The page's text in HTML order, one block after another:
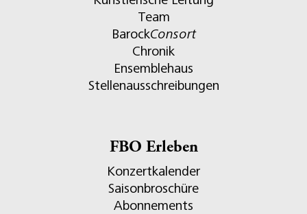
Team
BarockConsort
Chronik
Ensemblehaus
Stellenausschreibungen
FBO Erleben
Konzertkalender
Saisonbroschüre
Abonnements